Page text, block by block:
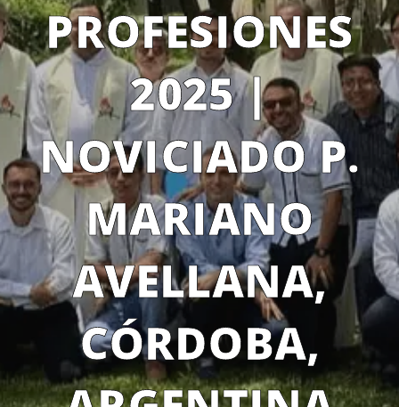
PROFESIONES
2025 |
NOVICIADO P.
MARIANO
AVELLANA,
CÓRDOBA,